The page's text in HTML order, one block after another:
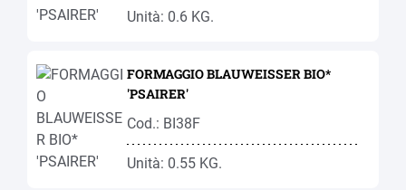
Unità: 0.6 KG.
FORMAGGIO BLAUWEISSER BIO*
'PSAIRER'
Cod.: BI38F
Unità: 0.55 KG.